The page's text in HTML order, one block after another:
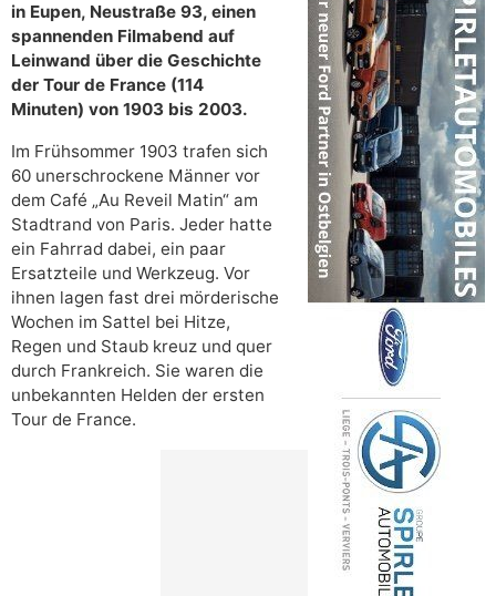
in Eupen, Neustraße 93, einen
spannenden Filmabend auf
Leinwand über die Geschichte
der Tour de France (114
Minuten) von 1903 bis 2003.
Im Frühsommer 1903 trafen sich
60 unerschrockene Männer vor
dem Café „Au Reveil Matin“ am
Stadtrand von Paris. Jeder hatte
ein Fahrrad dabei, ein paar
Ersatzteile und Werkzeug. Vor
ihnen lagen fast drei mörderische
Wochen im Sattel bei Hitze,
Regen und Staub kreuz und quer
durch Frankreich. Sie waren die
unbekannten Helden der ersten
Tour de France.